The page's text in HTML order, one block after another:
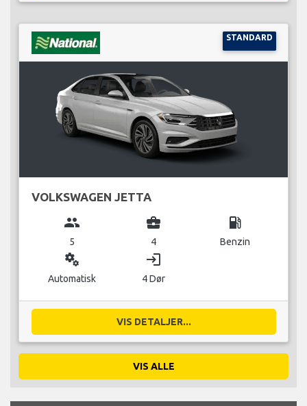
STANDARD
VOLKSWAGEN JETTA
group
5
business_center
4
local_gas_station
Benzin
miscellaneous_services
Automatisk
login
4 Dør
VIS DETALJER...
VIS ALLE